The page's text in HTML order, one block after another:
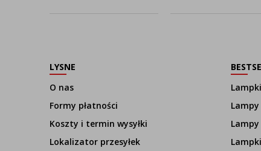
LYSNE
O nas
Formy płatności
Koszty i termin wysyłki
Lokalizator przesyłek